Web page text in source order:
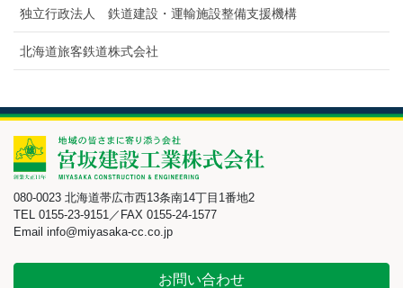
独立行政法人 鉄道建設・運輸施設整備支援機構
北海道旅客鉄道株式会社
080-0023 北海道帯広市西13条南14丁目1番地2
TEL 0155-23-9151／FAX 0155-24-1577
Email info@miyasaka-cc.co.jp
お問い合わせ